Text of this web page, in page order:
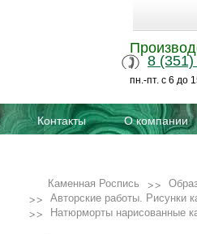
8
пн.-пт. с 6 до
Контакты О компании
Каменная Роспись
Авторские работы. Рисунки
Натюрморты нарисованные